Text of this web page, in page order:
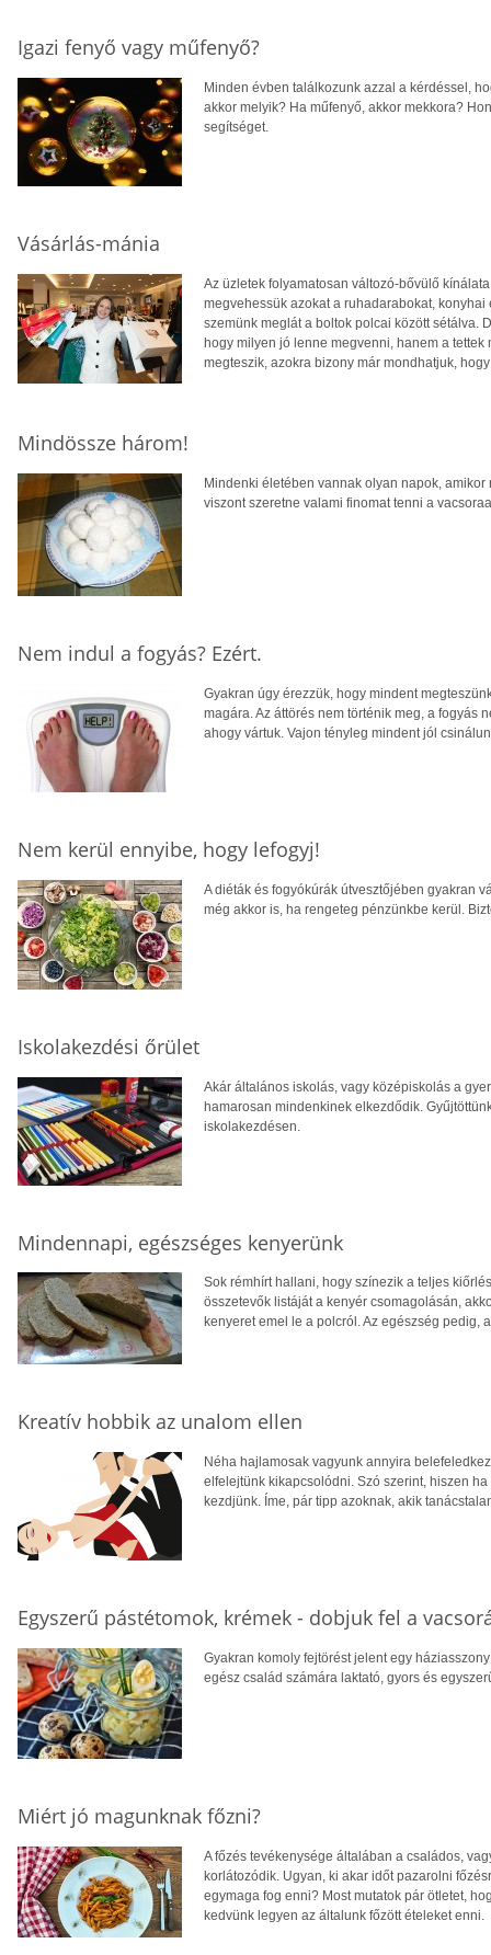
Igazi fenyő vagy műfenyő?
Minden évben találkozunk azzal a kérdéssel,
akkor melyik? Ha műfenyő, akkor mekkora?
segítséget.
Vásárlás-mánia
Az üzletek folyamatosan változó-bővülő
megvehessük azokat a ruhadarabokat,
szemünk meglát a boltok polcai között sétálva.
hogy milyen jó lenne megvenni, hanem a
megteszik, azokra bizony már mondhatjuk,
Mindössze három!
Mindenki életében vannak olyan napok,
viszont szeretne valami finomat tenni a
Nem indul a fogyás? Ezért.
Gyakran úgy érezzük, hogy mindent
magára. Az áttörés nem történik meg, a fogyás
ahogy vártuk. Vajon tényleg mindent jól
Nem kerül ennyibe, hogy lefogyj!
A diéták és fogyókúrák útvesztőjében gyakran
még akkor is, ha rengeteg pénzünkbe kerül.
Iskolakezdési őrület
Akár általános iskolás, vagy középiskolás a
hamarosan mindenkinek elkezdődik.
iskolakezdésen.
Mindennapi, egészséges kenyerünk
Sok rémhírt hallani, hogy színezik a teljes
összetevők listáját a kenyér csomagolásán,
kenyeret emel le a polcról. Az egészség
Kreatív hobbik az unalom ellen
Néha hajlamosak vagyunk annyira
elfelejtünk kikapcsolódni. Szó szerint, hiszen
kezdjünk. Íme, pár tipp azoknak, akik
Egyszerű pástétomok, krémek - dobjuk fel a
Gyakran komoly fejtörést jelent egy
egész család számára laktató, gyors és
Miért jó magunknak főzni?
A főzés tevékenysége általában a családos,
korlátozódik. Ugyan, ki akar időt pazarolni
egymaga fog enni? Most mutatok pár ötletet,
kedvünk legyen az általunk főzött ételeket enni.